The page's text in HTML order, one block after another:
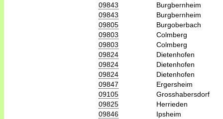
09843
Burgbernheim
09843
Burgbernheim
09805
Burgoberbach
09803
Colmberg
09803
Colmberg
09824
Dietenhofen
09824
Dietenhofen
09824
Dietenhofen
09847
Ergersheim
09105
Grosshabersdorf
09825
Herrieden
09846
Ipsheim